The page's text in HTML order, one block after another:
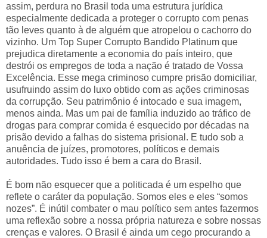
assim, perdura no Brasil toda uma estrutura jurídica
especialmente dedicada a proteger o corrupto com penas
tão leves quanto à de alguém que atropelou o cachorro do
vizinho. Um Top Super Corrupto Bandido Platinum que
prejudica diretamente a economia do país inteiro, que
destrói os empregos de toda a nação é tratado de Vossa
Excelência. Esse mega criminoso cumpre prisão domiciliar,
usufruindo assim do luxo obtido com as ações criminosas
da corrupção. Seu patrimônio é intocado e sua imagem,
menos ainda. Mas um pai de família induzido ao tráfico de
drogas para comprar comida é esquecido por décadas na
prisão devido a falhas do sistema prisional. E tudo sob a
anuência de juízes, promotores, políticos e demais
autoridades. Tudo isso é bem a cara do Brasil.
É bom não esquecer que a politicada é um espelho que
reflete o caráter da população. Somos eles e eles “somos
nozes”. É inútil combater o mau político sem antes fazermos
uma reflexão sobre a nossa própria natureza e sobre nossas
crenças e valores. O Brasil é ainda um cego procurando a